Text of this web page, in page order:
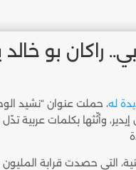
راكان بو
له، حملت عنوان “نشيد
إيدير، وأثّثها بكلمات عربية
التي حصدت قرابة